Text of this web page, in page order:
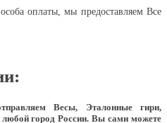
оплаты, мы предоставляем Все
Весы, Эталонные гири,
любой город России. Вы сами можете